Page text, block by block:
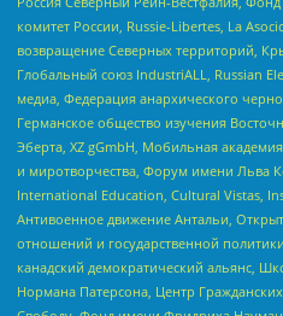
комитет России, Russie-Libertes, La
возвращение Северных территорий,
Глобальный союз IndustriALL, Russian
медиа, Федерация анархического
Германское общество изучения
Эберта, XZ gGmbH, Мобильная
и миротворчества, Форум имени Льва
International Education, Cultural Vistas,
Антивоенное движение Антальи,
отношений и государственной
канадский демократический альянс,
Нормана Патерсона, Центр